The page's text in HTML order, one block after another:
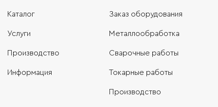
Каталог
Услуги
Производство
Информация
Заказ оборудования
Металлообработка
Сварочные работы
Токарные работы
Производство